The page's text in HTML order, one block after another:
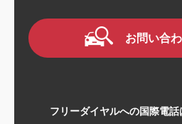
お問い合
フリーダイヤルへの国際電話